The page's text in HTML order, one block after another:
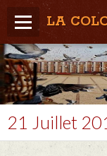
LA
Home
Météo / Het weer
Lâcher / Los
Result. clubs,
21 Juillet